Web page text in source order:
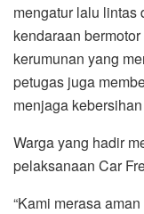
mengatur lalu lintas
kendaraan
kerumunan yang
petugas juga
menjaga
Warga yang hadir
pelaksanaan Car
“Kami merasa